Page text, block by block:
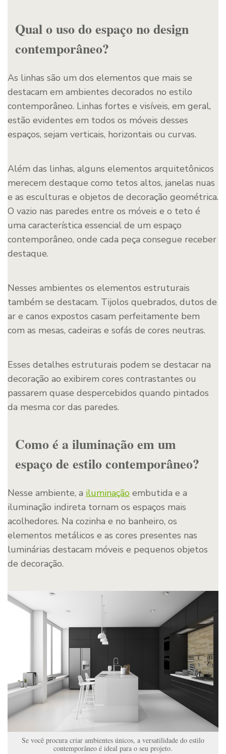
Qual o uso do espaço no design
contemporâneo?
As linhas são um dos elementos que mais se
destacam em ambientes decorados no estilo
contemporâneo. Linhas fortes e visíveis, em geral,
estão evidentes em todos os móveis desses
espaços, sejam verticais, horizontais ou curvas.
Além das linhas, alguns elementos arquitetônicos
merecem destaque como tetos altos, janelas nuas
e as esculturas e objetos de decoração geométrica.
O vazio nas paredes entre os móveis e o teto é
uma característica essencial de um espaço
contemporâneo, onde cada peça consegue receber
destaque.
Nesses ambientes os elementos estruturais
também se destacam. Tijolos quebrados, dutos de
ar e canos expostos casam perfeitamente bem
com as mesas, cadeiras e sofás de cores neutras.
Esses detalhes estruturais podem se destacar na
decoração ao exibirem cores contrastantes ou
passarem quase despercebidos quando pintados
da mesma cor das paredes.
Como é a iluminação em um
espaço de estilo contemporâneo?
Nesse ambiente, a iluminação embutida e a
iluminação indireta tornam os espaços mais
acolhedores. Na cozinha e no banheiro, os
elementos metálicos e as cores presentes nas
luminárias destacam móveis e pequenos objetos
de decoração.
Se você procura criar ambientes únicos, a versatilidade do estilo
contemporâneo é ideal para o seu projeto.